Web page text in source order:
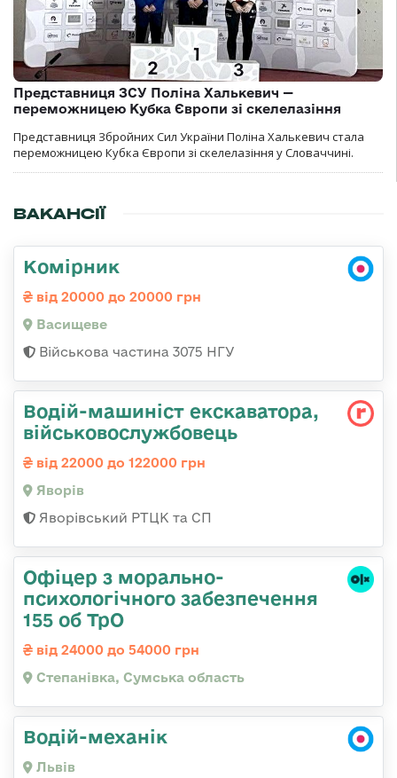
Представниця ЗСУ Поліна Халькевич —
переможницею Кубка Європи зі скелелазіння
Представниця Збройних Сил України Поліна Халькевич стала
переможницею Кубка Європи зі скелелазіння у Словаччині.
ВАКАНСІЇ
Комірник
від 20000 до 20000 грн
Васищеве
Військова частина 3075 НГУ
Водій-машиніст екскаватора,
військовослужбовець
від 22000 до 122000 грн
Яворів
Яворівський РТЦК та СП
Офіцер з морально-
психологічного забезпечення
155 об ТрО
від 24000 до 54000 грн
Степанівка, Сумська область
Водій-механік
Львів